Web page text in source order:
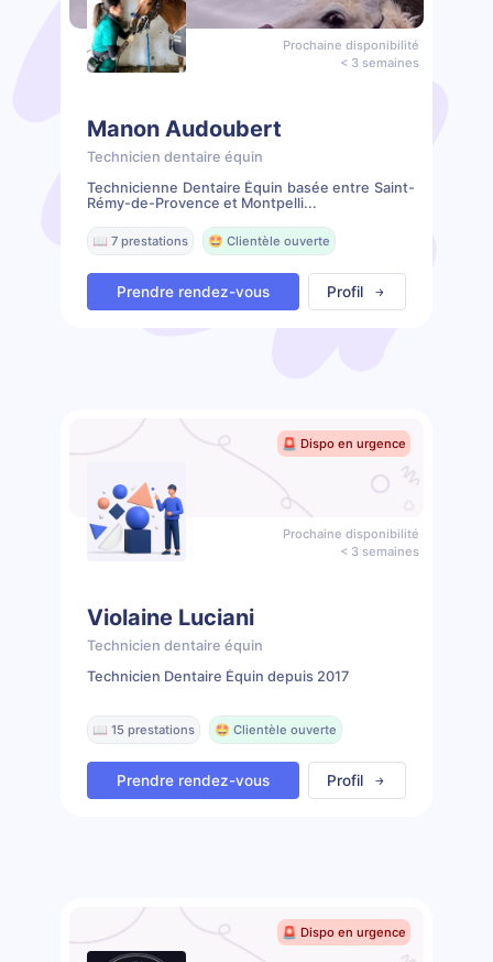
Prochaine disponibilité
< 3 semaines
Manon Audoubert
Technicien dentaire équin
Technicienne Dentaire Équin basée entre Saint-
Rémy-de-Provence et Montpelli...
📖 7 prestations 🤩 Clientèle ouverte
Prendre rendez-vous Profil
🚨 Dispo en urgence
Prochaine disponibilité
< 3 semaines
Violaine Luciani
Technicien dentaire équin
Technicien Dentaire Équin depuis 2017
📖 15 prestations 🤩 Clientèle ouverte
Prendre rendez-vous Profil
🚨 Dispo en urgence